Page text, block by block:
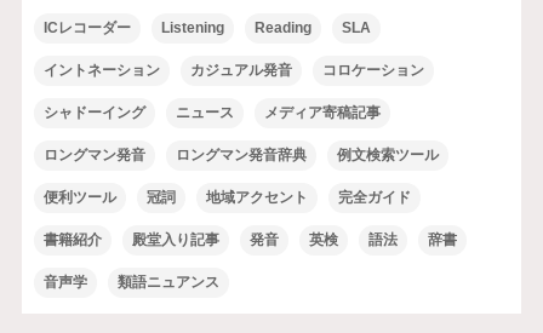
ICレコーダー Listening Reading SLA
イントネーション カジュアル発音 コロケーション
シャドーイング ニュース メディア寄稿記事
ロングマン発音 ロングマン発音辞典 例文検索ツール
便利ツール 冠詞 地域アクセント 完全ガイド
書籍紹介 殿堂入り記事 発音 英検 語法 辞書
音声学 類語ニュアンス